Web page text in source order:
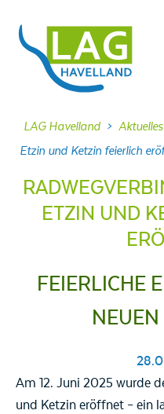
LAG Havelland > Aktuelles
Etzin und Ketzin feierlich
ETZIN UND
FEIERLICHE
Am 12. Juni 2025 wurde
und Ketzin eröffnet – ein